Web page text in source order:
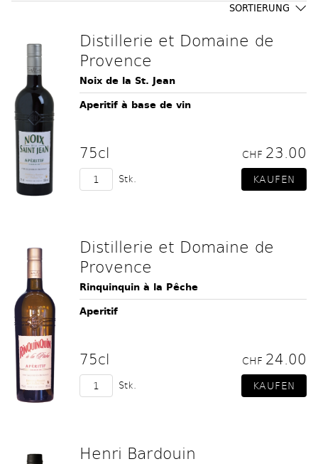
SORTIERUNG
Distillerie et Domaine de
Provence
Noix de la St. Jean
Aperitif à base de vin
75cl CHF 23.00
Stk.
Distillerie et Domaine de
Provence
Rinquinquin à la Pêche
Aperitif
75cl CHF 24.00
Stk.
Henri Bardouin